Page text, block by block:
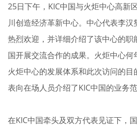
25日下午，KIC中国与火炬中心高新
川创造经济革新中心。中心代表李
热烈欢迎，并详细介绍了该中心的职
国开展交流合作的成果。火炬中心何
火炬中心的发展体系和此次访问的目
表向在场人员介绍了KIC中国的业务
在KIC中国牵头及双方代表见证下，